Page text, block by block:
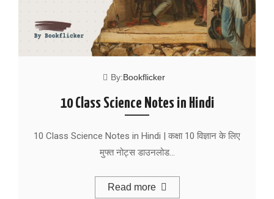
By:Bookflicker
10 Class Science Notes in Hindi
10 Class Science Notes in Hindi | कक्षा 10 विज्ञान के लिए
मुफ्त नोट्स डाउनलोड…
Read more